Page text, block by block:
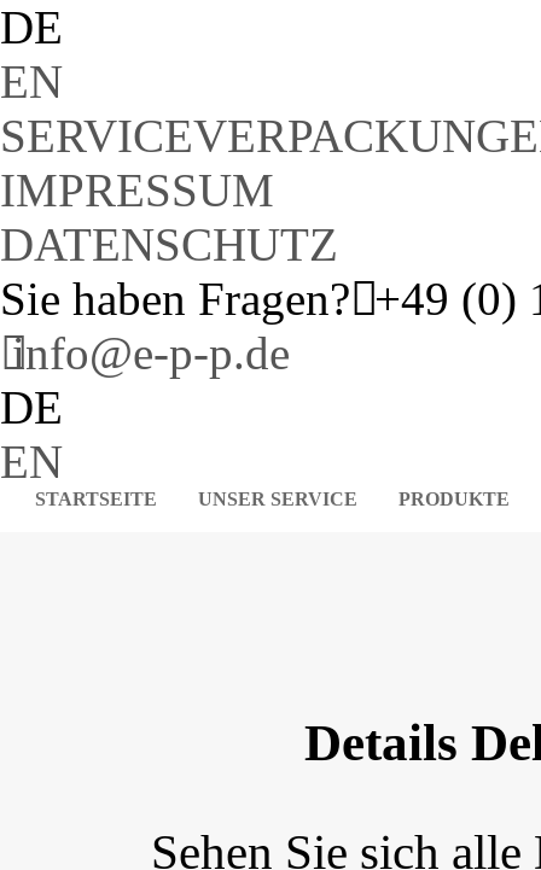
DE
EN
IMPRESSUM
DATENSCHUTZ
Sie haben Fragen? +49 (0)
info@e-p-p.de
DE
EN
STARTSEITE UNSER SERVICE PRODUKTE
Details
Sehen Sie sich